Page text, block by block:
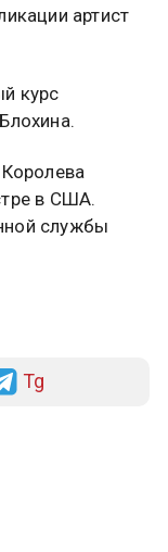
артист
курс
в США.
службы
Tg